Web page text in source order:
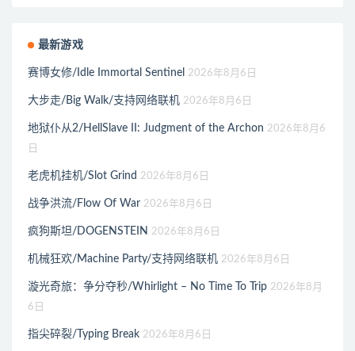
最新游戏
赛博女修/Idle Immortal Sentinel 2026年8月6日
大步走/Big Walk/支持网络联机 2026年8月6日
地狱仆从2/HellSlave II: Judgment of the Archon 2026年8月6
日
老虎机挂机/Slot Grind 2026年8月6日
战争洪流/Flow Of War 2026年8月6日
疯狗斯坦/DOGENSTEIN 2026年8月6日
机械狂欢/Machine Party/支持网络联机 2026年8月6日
漩光奇旅：争分夺秒/Whirlight – No Time To Trip 2026年8月
6日
指尖碎裂/Typing Break 2026年8月6日